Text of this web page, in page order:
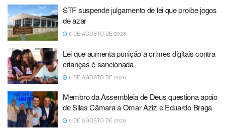
STF suspende julgamento de lei que proíbe jogos
de azar
6 DE AGOSTO DE 2026
Lei que aumenta punição a crimes digitais contra
crianças é sancionada
6 DE AGOSTO DE 2026
Membro da Assembleia de Deus questiona apoio
de Silas Câmara a Omar Aziz e Eduardo Braga
6 DE AGOSTO DE 2026